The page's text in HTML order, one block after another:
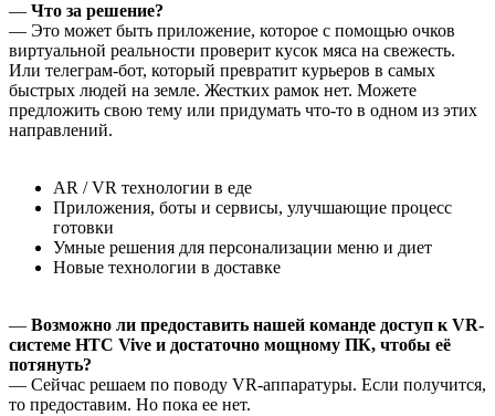
— Что за решение?
— Это может быть приложение, которое с помощью очков
виртуальной реальности проверит кусок мяса на свежесть.
Или телеграм-бот, который превратит курьеров в самых
быстрых людей на земле. Жестких рамок нет. Можете
предложить свою тему или придумать что-то в одном из этих
направлений.
AR / VR технологии в еде
Приложения, боты и сервисы, улучшающие процесс
готовки
Умные решения для персонализации меню и диет
Новые технологии в доставке
— Возможно ли предоставить нашей команде доступ к VR-
системе HTC Vive и достаточно мощному ПК, чтобы её
потянуть?
— Сейчас решаем по поводу VR-аппаратуры. Если получится,
то предоставим. Но пока ее нет.